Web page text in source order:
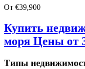
От €39,900
Купить
моря Цены от
Типы